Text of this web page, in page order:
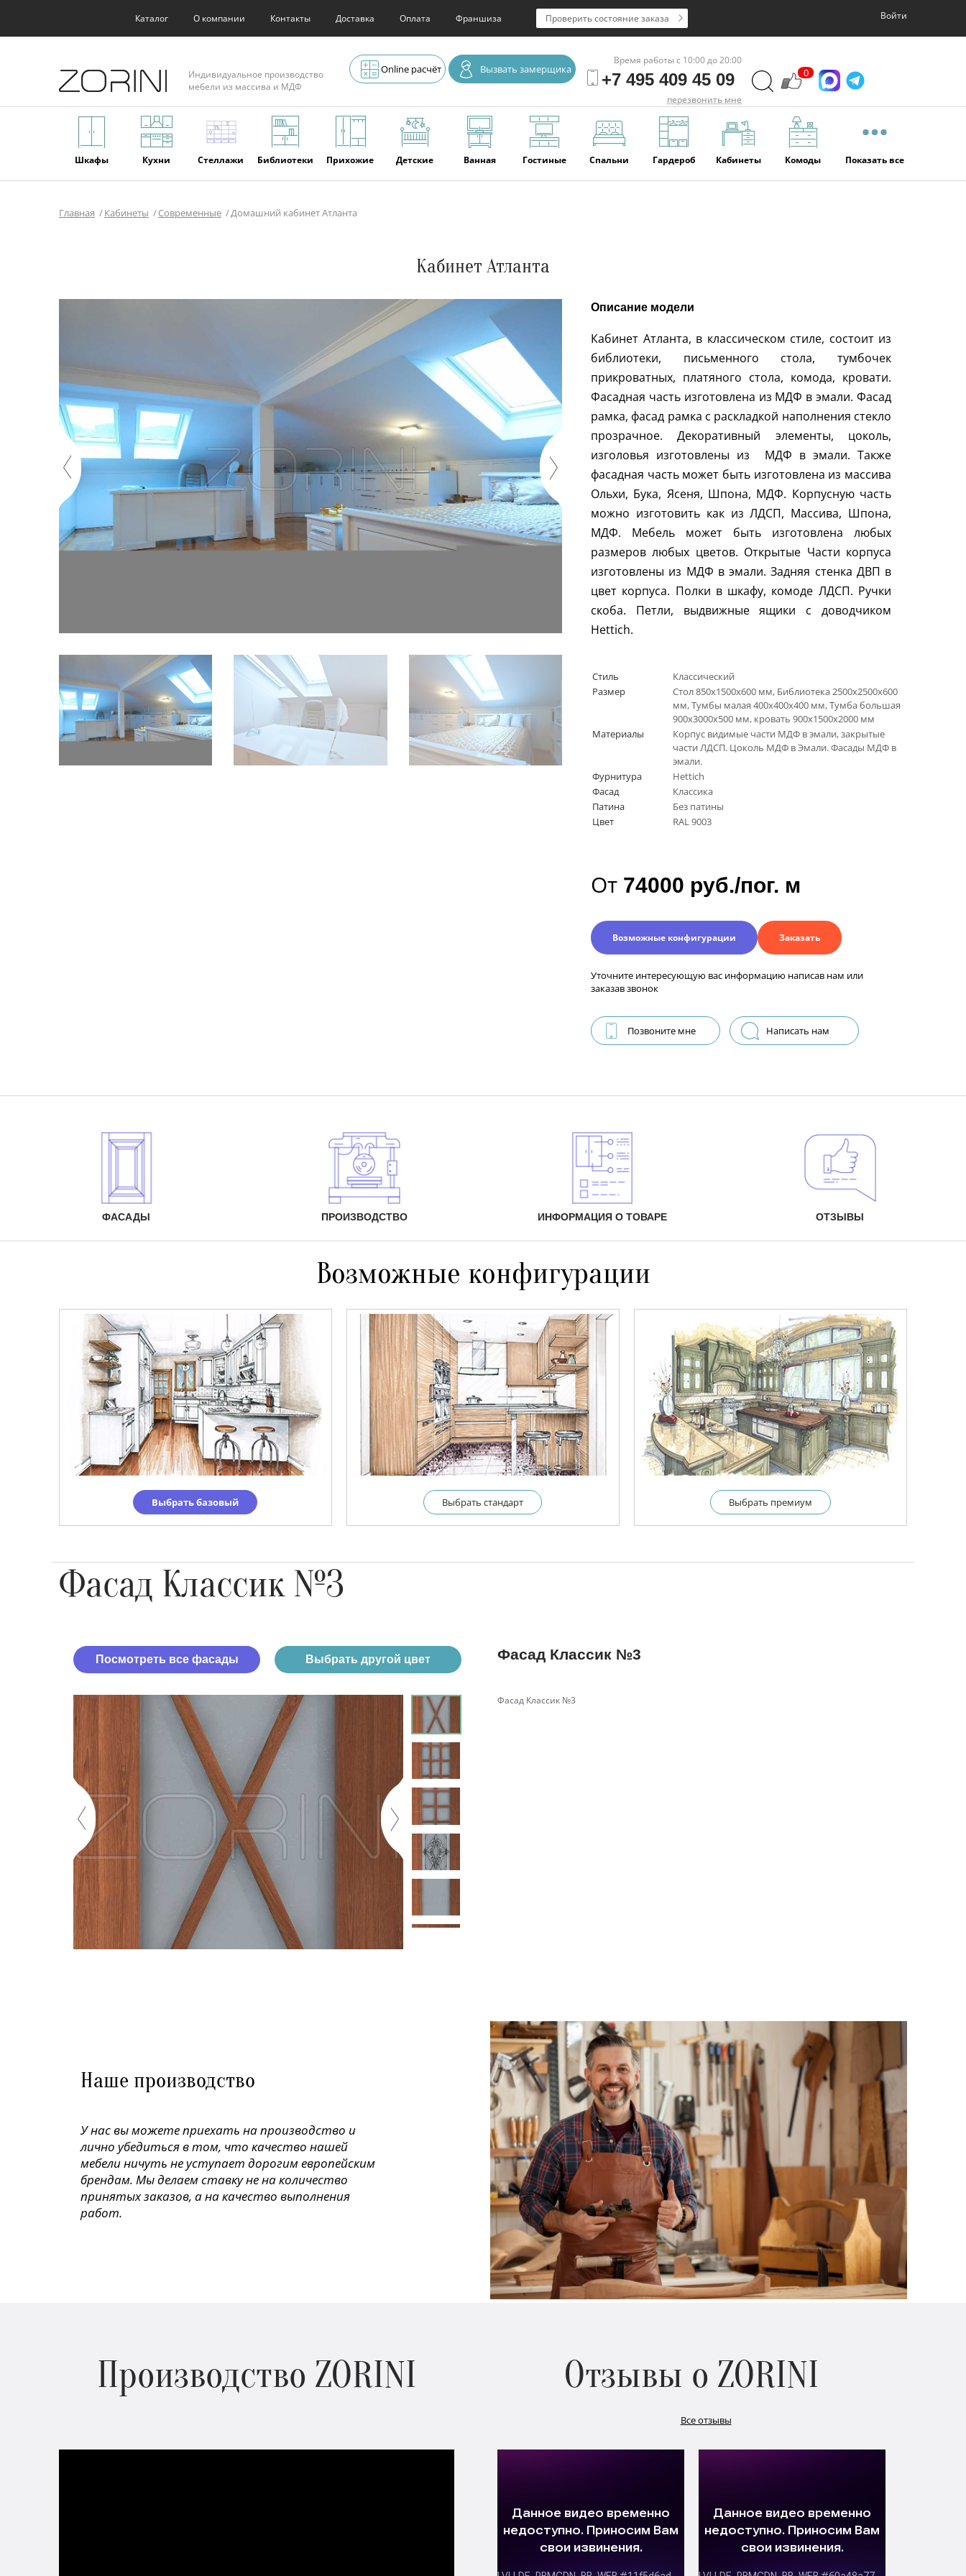
Каталог О компании Контакты Доставка Оплата Франшиза Войти
Проверить состояние заказа
Индивидуальное производство
мебели из массива и МДФ
Online расчёт Вызвать замерщика
Время работы с 10:00 до 20:00
+7 495 409 45 09
перезвонить мне
0
Шкафы Кухни Стеллажи Библиотеки Прихожие Детские Ванная Гостиные Спальни Гардероб Кабинеты Комоды Показать все
Главная Кабинеты Современные Домашний кабинет Атланта
Кабинет Атланта
Описание модели
Кабинет Атланта, в классическом стиле, состоит из
библиотеки, письменного стола, тумбочек
прикроватных, платяного стола, комода, кровати.
Фасадная часть изготовлена из МДФ в эмали. Фасад
рамка, фасад рамка с раскладкой наполнения стекло
прозрачное. Декоративный элементы, цоколь,
изголовья изготовлены из МДФ в эмали. Также
фасадная часть может быть изготовлена из массива
Ольхи, Бука, Ясеня, Шпона, МДФ. Корпусную часть
можно изготовить как из ЛДСП, Массива, Шпона,
МДФ. Мебель может быть изготовлена любых
размеров любых цветов. Открытые Части корпуса
изготовлены из МДФ в эмали. Задняя стенка ДВП в
цвет корпуса. Полки в шкафу, комоде ЛДСП. Ручки
скоба. Петли, выдвижные ящики с доводчиком
Hettich.
Стиль
Классический
Размер
Стол 850х1500х600 мм, Библиотека 2500х2500х600
мм, Тумбы малая 400х400х400 мм, Тумба большая
900х3000х500 мм, кровать 900х1500х2000 мм
Материалы
Корпус видимые части МДФ в эмали, закрытые
части ЛДСП. Цоколь МДФ в Эмали. Фасады МДФ в
эмали.
Фурнитура
Hettich
Фасад
Классика
Патина
Без патины
Цвет
RAL 9003
От 74000 руб./пог. м
Возможные конфигурации Заказать
Уточните интересующую вас информацию написав нам или
заказав звонок
Позвоните мне Написать нам
ФАСАДЫ ПРОИЗВОДСТВО ИНФОРМАЦИЯ О ТОВАРЕ ОТЗЫВЫ
Возможные конфигурации
Выбрать базовый Выбрать cтандарт Выбрать премиум
Фасад Классик №3
Посмотреть все фасады Выбрать другой цвет Фасад Классик №3
Фасад Классик №3
Наше производство
У нас вы можете приехать на производство и
лично убедиться в том, что качество нашей
мебели ничуть не уступает дорогим европейским
брендам. Мы делаем ставку не на количество
принятых заказов, а на качество выполнения
работ.
Производство ZORINI Отзывы о ZORINI
Все отзывы